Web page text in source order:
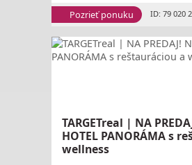
Pozrieť ponuku ID: 79 020
TARGETreal | NA
HOTEL PANORÁMA s
wellness